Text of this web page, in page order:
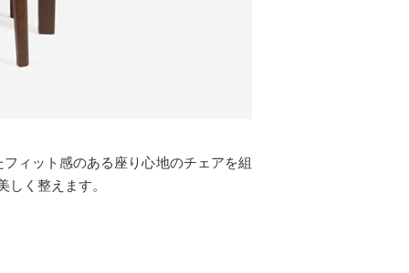
ィット感のある座り心地のチェアを組
く整えます。